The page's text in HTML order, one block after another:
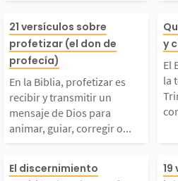
con
Señor
gloria y se
a...
la Biblia,
recibir y
mensaje de
animar,
o ayudar
21 versículos sobre
profetizar (el don de
profecía)
En la Biblia, profetizar es
recibir y transmitir un
mensaje de Dios para
animar, guiar, corregir o...
e
y
El
la
El discernimiento